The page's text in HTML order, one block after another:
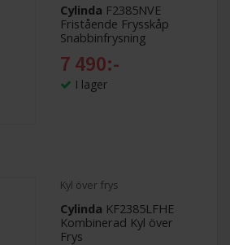
Cylinda F2385NVE
Fristående Frysskåp
Snabbinfrysning
7 490:-
I lager
Kyl över frys
Cylinda KF2385LFHE
Kombinerad Kyl över
Frys